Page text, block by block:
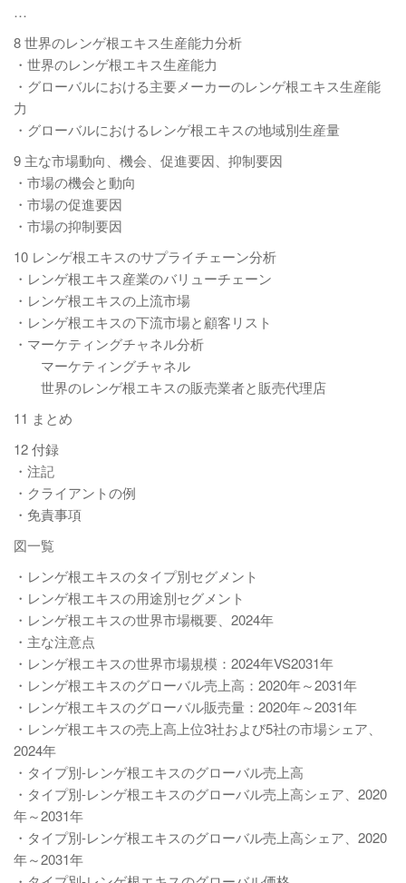
…
8 世界のレンゲ根エキス生産能力分析
・世界のレンゲ根エキス生産能力
・グローバルにおける主要メーカーのレンゲ根エキス生産能
力
・グローバルにおけるレンゲ根エキスの地域別生産量
9 主な市場動向、機会、促進要因、抑制要因
・市場の機会と動向
・市場の促進要因
・市場の抑制要因
10 レンゲ根エキスのサプライチェーン分析
・レンゲ根エキス産業のバリューチェーン
・レンゲ根エキスの上流市場
・レンゲ根エキスの下流市場と顧客リスト
・マーケティングチャネル分析
マーケティングチャネル
世界のレンゲ根エキスの販売業者と販売代理店
11 まとめ
12 付録
・注記
・クライアントの例
・免責事項
図一覧
・レンゲ根エキスのタイプ別セグメント
・レンゲ根エキスの用途別セグメント
・レンゲ根エキスの世界市場概要、2024年
・主な注意点
・レンゲ根エキスの世界市場規模：2024年VS2031年
・レンゲ根エキスのグローバル売上高：2020年～2031年
・レンゲ根エキスのグローバル販売量：2020年～2031年
・レンゲ根エキスの売上高上位3社および5社の市場シェア、
2024年
・タイプ別-レンゲ根エキスのグローバル売上高
・タイプ別-レンゲ根エキスのグローバル売上高シェア、2020
年～2031年
・タイプ別-レンゲ根エキスのグローバル売上高シェア、2020
年～2031年